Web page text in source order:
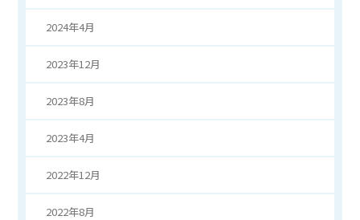
2024年4月
2023年12月
2023年8月
2023年4月
2022年12月
2022年8月